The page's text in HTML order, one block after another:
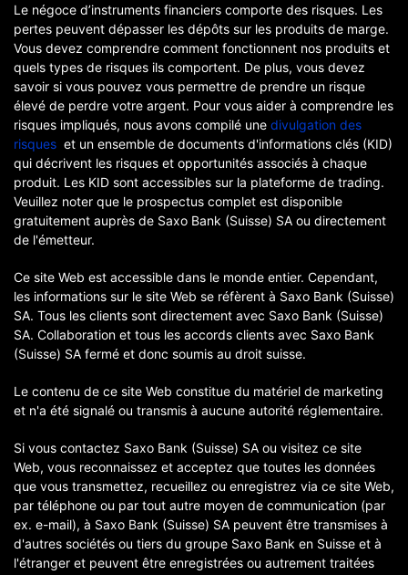
Le négoce d’instruments financiers comporte des risques. Les
pertes peuvent dépasser les dépôts sur les produits de marge.
Vous devez comprendre comment fonctionnent nos produits et
quels types de risques ils comportent. De plus, vous devez
savoir si vous pouvez vous permettre de prendre un risque
élevé de perdre votre argent. Pour vous aider à comprendre les
risques impliqués, nous avons compilé une divulgation des
risques et un ensemble de documents d'informations clés (KID)
qui décrivent les risques et opportunités associés à chaque
produit. Les KID sont accessibles sur la plateforme de trading.
Veuillez noter que le prospectus complet est disponible
gratuitement auprès de Saxo Bank (Suisse) SA ou directement
de l'émetteur.
Ce site Web est accessible dans le monde entier. Cependant,
les informations sur le site Web se réfèrent à Saxo Bank (Suisse)
SA. Tous les clients sont directement avec Saxo Bank (Suisse)
SA. Collaboration et tous les accords clients avec Saxo Bank
(Suisse) SA fermé et donc soumis au droit suisse.
Le contenu de ce site Web constitue du matériel de marketing
et n'a été signalé ou transmis à aucune autorité réglementaire.
Si vous contactez Saxo Bank (Suisse) SA ou visitez ce site
Web, vous reconnaissez et acceptez que toutes les données
que vous transmettez, recueillez ou enregistrez via ce site Web,
par téléphone ou par tout autre moyen de communication (par
ex. e-mail), à Saxo Bank (Suisse) SA peuvent être transmises à
d'autres sociétés ou tiers du groupe Saxo Bank en Suisse et à
l'étranger et peuvent être enregistrées ou autrement traitées